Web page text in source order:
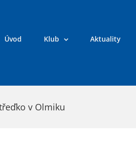
Úvod Klub Aktuality
v Olmiku